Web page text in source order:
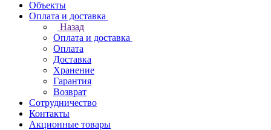
Объекты
Оплата и доставка
Назад
Оплата и доставка
Оплата
Доставка
Хранение
Гарантия
Возврат
Сотрудничество
Контакты
Акционные товары